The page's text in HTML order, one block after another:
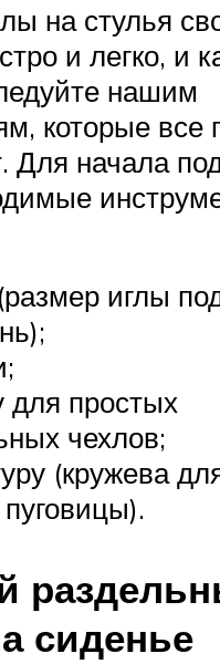
на стулья
и легко, и
нашим
которые все
Для начала
иглы
для простых
чехлов;
(кружева
сиденье